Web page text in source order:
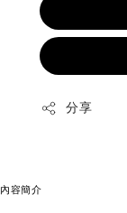
分享
內容簡介